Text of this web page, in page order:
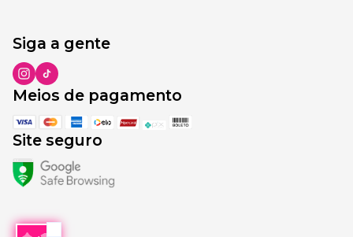
Siga a gente
Meios de pagamento
Site seguro